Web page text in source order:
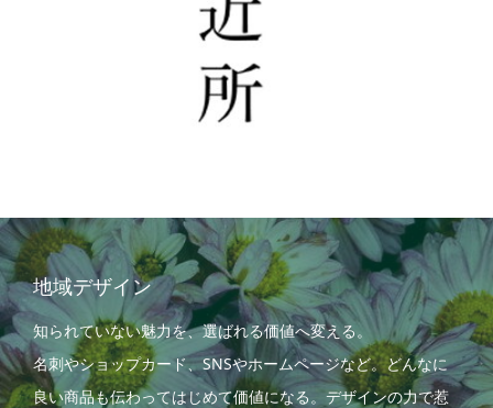
地域デザイン
知られていない魅力を、選ばれる価値へ変える。
名刺やショップカード、SNSやホームページなど。どんなに
良い商品も伝わってはじめて価値になる。デザインの力で惹